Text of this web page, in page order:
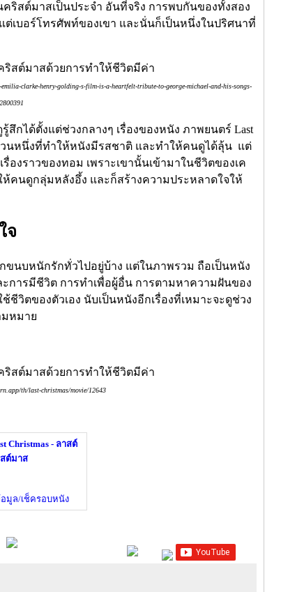
ริสต์มาสเป็นประจำ อันที่จริง การพบกันของทั้งสอง
ต่เบอร์โทรศัพท์ของเขา และนั่นก็เป็นหนึ่งในปริศนาที่
clarke-henry-golding-s-film-is-a-heartfelt-tribute-to-george-michael-and-his-songs-
2800391
กได้ตั้งแต่ช่วงกลางๆ เรื่องของหนัง ภาพยนตร์ Last
วนหนึ่งที่ทำให้หนังมีรสชาติ และทำให้คนดูได้ลุ้น แต่
องราวของทอม เพราะเขานั้นเข้ามาในชีวิตของเค
คนดูกลุ่มหลังอึ้ง และก็สร้างความประหลาดใจให้
จ
ขนบหนักรักทั่วไปอยู่บ้าง แต่ในภาพรวม ถือเป็นหนัง
การมีชีวิต การทำเพื่อผู้อื่น การตามหาความฝันของ
ชีวิตของตัวเอง นับเป็นหนังอีกเรื่องที่เหมาะจะดูช่วง
มหมาย
th/last-christmas/movie/12643
Christmas - ลาสต์
ต์มาส
มูล/เช็ครอบหนัง